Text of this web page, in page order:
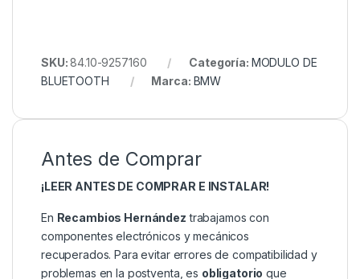
SKU:84.10-9257160 Categoría: MODULO DE
BLUETOOTH
Marca: BMW
Antes de Comprar
¡LEER ANTES DE COMPRAR E INSTALAR!
En Recambios Hernández trabajamos con
componentes electrónicos y mecánicos
recuperados. Para evitar errores de compatibilidad y
problemas en la postventa, es obligatorio que